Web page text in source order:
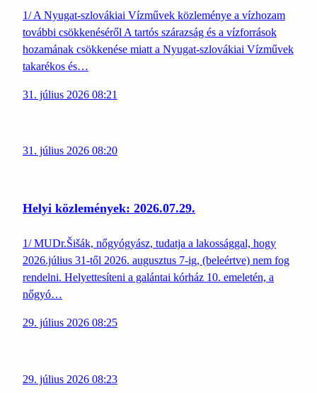
1/ A Nyugat-szlovákiai Vízművek közleménye a vízhozam
további csökkenéséről A tartós szárazság és a vízforrások
hozamának csökkenése miatt a Nyugat-szlovákiai Vízművek
takarékos és…
31. július 2026 08:21
31. július 2026 08:20
Helyi közlemények: 2026.07.29.
1/ MUDr.Šišák, nőgyógyász, tudatja a lakossággal, hogy
2026.július 31-től 2026. augusztus 7-ig, (beleértve) nem fog
rendelni. Helyettesíteni a galántai kórház 10. emeletén, a
nőgyó…
29. július 2026 08:25
29. július 2026 08:23